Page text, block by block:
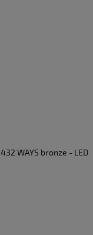
WAYS bronze - LED